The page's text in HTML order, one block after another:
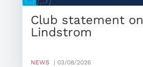
Club statement on
Lindstrom
NEWS | 03/08/2026